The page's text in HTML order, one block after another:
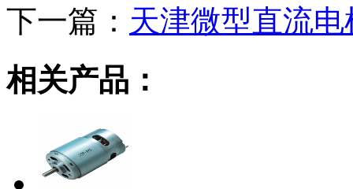
下一篇： 天津微型直流电
相关产品：